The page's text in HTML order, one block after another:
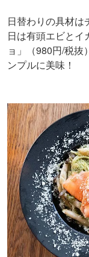
日替わりの具材は
日は有頭エビとイ
ョ」（980円/税
ンプルに美味！